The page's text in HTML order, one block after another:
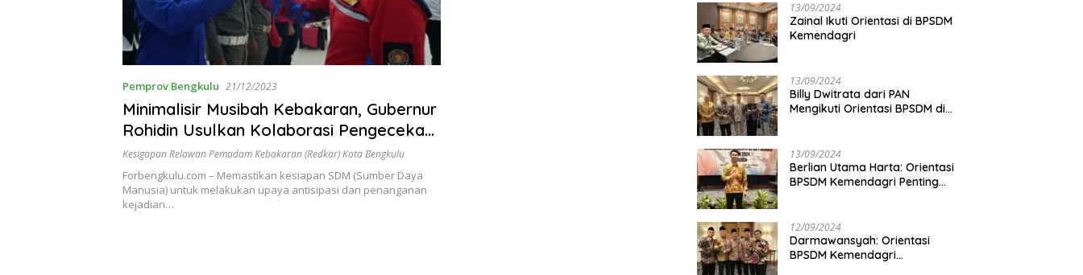
Pemprov Bengkulu 21/12/2023
Minimalisir Musibah Kebakaran, Gubernur
Rohidin Usulkan Kolaborasi Pengecekan
Jaringan Listrik Massal
Kesigapan Relawan Pemadam Kebakaran (Redkar) Kota Bengkulu
Forbengkulu.com – Memastikan kesiapan SDM (Sumber Daya
Manusia) untuk melakukan upaya antisipasi dan penanganan
kejadian…
13/09/2024
Zainal Ikuti Orientasi di BPSDM
Kemendagri
13/09/2024
Billy Dwitrata dari PAN
Mengikuti Orientasi BPSDM di
13/09/2024
Berlian Utama Harta: Orientasi
BPSDM Kemendagri Penting
12/09/2024
Darmawansyah: Orientasi
BPSDM Kemendagri